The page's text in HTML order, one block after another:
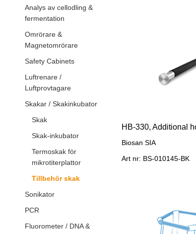
Analys av cellodling &
fermentation
Omrörare &
Magnetomrörare
Safety Cabinets
Luftrenare /
Luftprovtagare
Skakar / Skakinkubator
Skak
Skak-inkubator
Termoskak för
mikrotiterplattor
Tillbehör skak
Sonikator
PCR
Fluorometer / DNA &
Biosan SIA
Art nr: BS-010145-BK